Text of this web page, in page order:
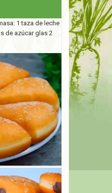
1 taza de leche
de azúcar glas 2